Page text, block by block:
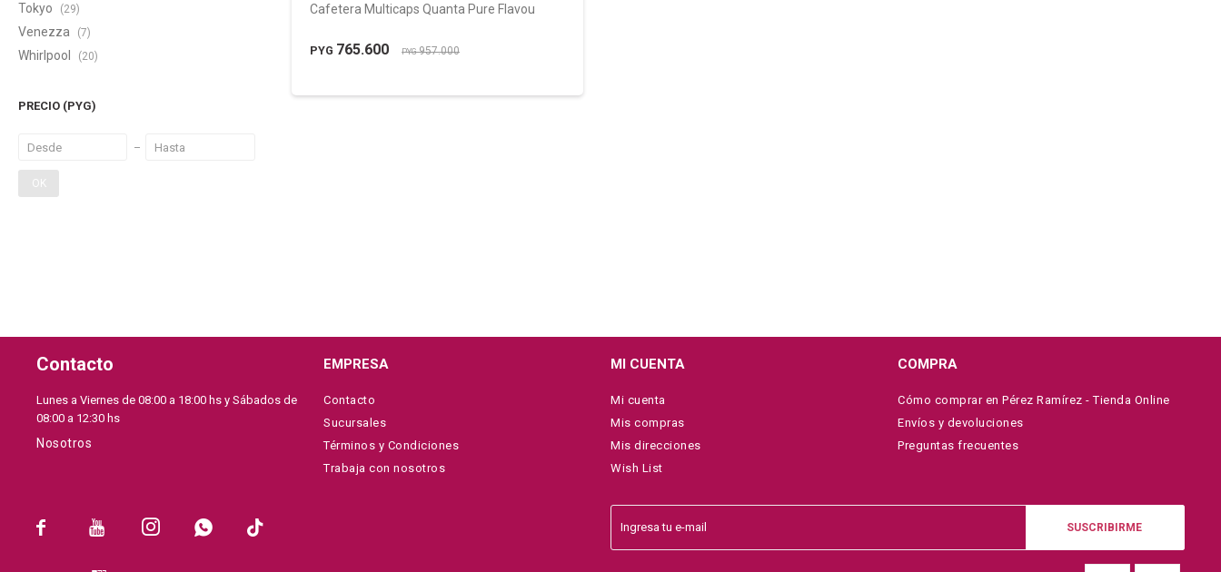
Cafetera Multicaps Quanta Pure Flavou
PYG 765.600 PYG957.000
Tokyo (29)
Venezza (7)
Whirlpool (20)
PRECIO (PYG)
OK
     SUSCRIBIRME
Contacto
Lunes a Viernes de 08:00 a 18:00 hs y Sábados de
08:00 a 12:30 hs
Nosotros
EMPRESA
Contacto
Sucursales
Términos y Condiciones
Trabaja con nosotros
COMPRA
Cómo comprar en Pérez Ramírez - Tienda Online
Envíos y devoluciones
Preguntas frecuentes
MI CUENTA
Mi cuenta
Mis compras
Mis direcciones
Wish List